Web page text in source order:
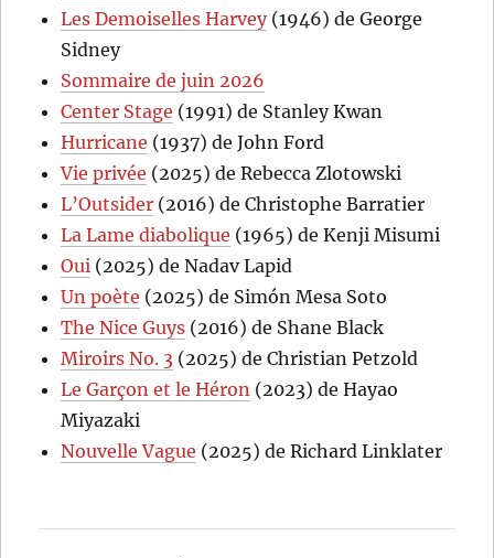
Les Demoiselles Harvey(1946) de George
Sidney
Sommaire de juin 2026
Center Stage (1991) de Stanley Kwan
Hurricane (1937) de John Ford
Vie privée (2025) de Rebecca Zlotowski
L’Outsider (2016) de Christophe Barratier
La Lame diabolique (1965) de Kenji Misumi
Oui (2025) de Nadav Lapid
Un poète (2025) de Simón Mesa Soto
The Nice Guys (2016) de Shane Black
Miroirs No. 3 (2025) de Christian Petzold
Le Garçon et le Héron (2023) de Hayao
Miyazaki
Nouvelle Vague (2025) de Richard Linklater